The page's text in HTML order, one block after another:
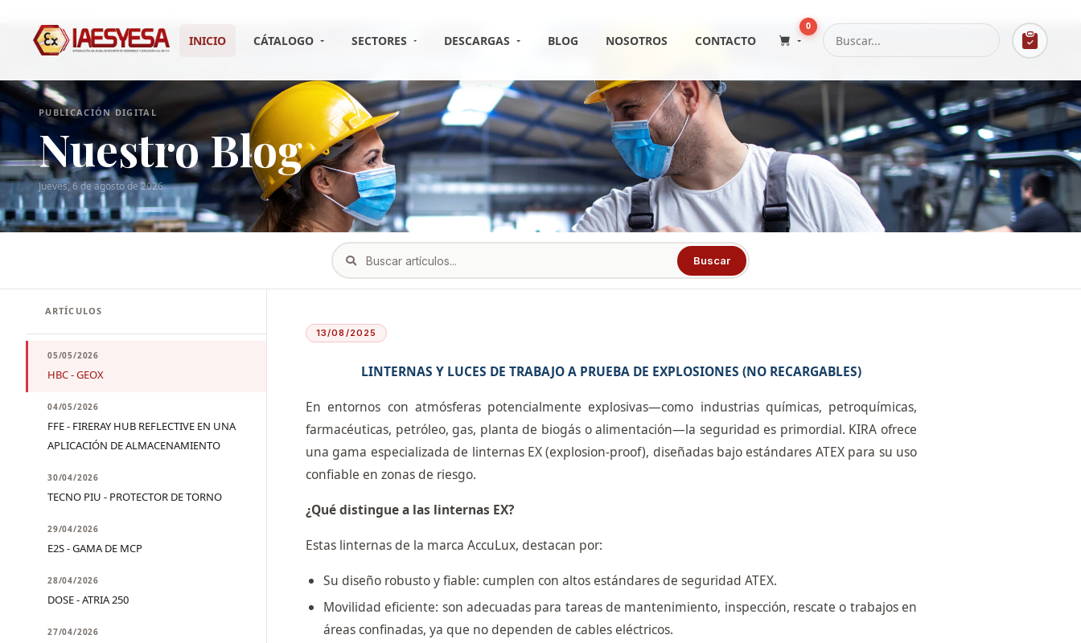
INICIO CÁTALOGO SECTORES DESCARGAS BLOG NOSOTROS CONTACTO
0
PUBLICACIÓN DIGITAL
Nuestro Blog
Jueves, 6 de agosto de 2026
Buscar
ARTÍCULOS
05/05/2026
HBC - GEOX
04/05/2026
FFE - FIRERAY HUB REFLECTIVE EN UNA
APLICACIÓN DE ALMACENAMIENTO
30/04/2026
TECNO PIU - PROTECTOR DE TORNO
29/04/2026
E2S - GAMA DE MCP
28/04/2026
DOSE - ATRIA 250
27/04/2026
13/08/2025
LINTERNAS Y LUCES DE TRABAJO A PRUEBA DE EXPLOSIONES (NO RECARGABLES)
En entornos con atmósferas potencialmente explosivas—como industrias químicas, petroquímicas,
farmacéuticas, petróleo, gas, planta de biogás o alimentación—la seguridad es primordial. KIRA ofrece
una gama especializada de linternas EX (explosion‑proof), diseñadas bajo estándares ATEX para su uso
confiable en zonas de riesgo.
¿Qué distingue a las linternas EX?
Estas linternas de la marca AccuLux, destacan por:
Su diseño robusto y fiable: cumplen con altos estándares de seguridad ATEX.
Movilidad eficiente: son adecuadas para tareas de mantenimiento, inspección, rescate o trabajos en
áreas confinadas, ya que no dependen de cables eléctricos.